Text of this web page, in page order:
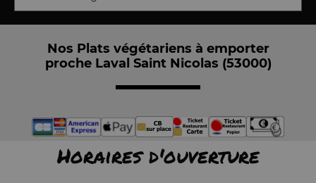
Nos Plats végétariens à emporter
proche Laval Saint Nicolas (53000)
Horaires d'ouverture